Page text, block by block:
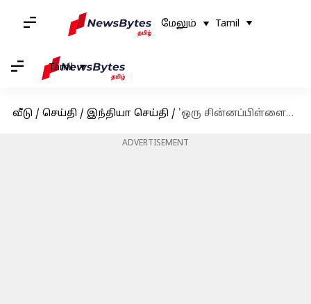
மேலும் Tamil
Tamil
வீடு / செய்தி / இந்தியா செய்தி / 'ஒரு சின்னப்பிள்ளையை குறிவைக்கிறார்கள்': உதயநிதிக்கு கமல்ஹாசன் ஆதரவு
ADVERTISEMENT